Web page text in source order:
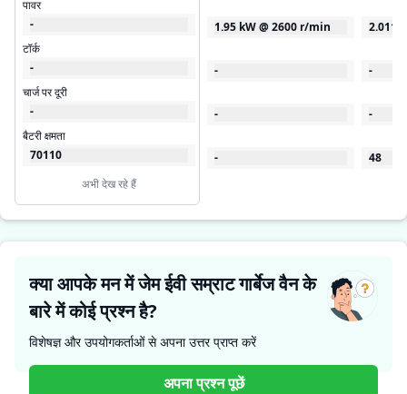
पावर
-
टॉर्क
-
चार्ज पर दूरी
-
बैटरी क्षमता
70110
अभी देख रहे हैं
1.95 kW @ 2600 r/min
-
-
-
-
-
48
क्या आपके मन में जेम ईवी सम्राट गार्बेज वैन के
बारे में कोई प्रश्न है?
विशेषज्ञ और उपयोगकर्ताओं से अपना उत्तर प्राप्त करें
अपना प्रश्न पूछें